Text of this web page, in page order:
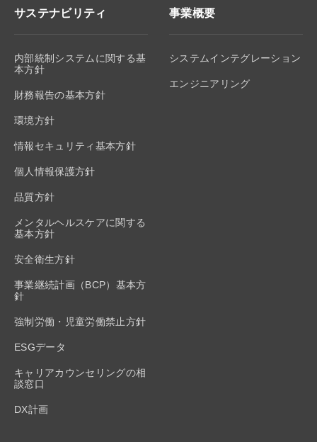
サステナビリティ
内部統制システムに関する基
本方針
財務報告の基本方針
環境方針
情報セキュリティ基本方針
個人情報保護方針
品質方針
メンタルヘルスケアに関する
基本方針
安全衛生方針
事業継続計画（BCP）基本方
針
強制労働・児童労働禁止方針
ESGデータ
キャリアカウンセリングの相
談窓口
DX計画
事業概要
システムインテグレーション
エンジニアリング